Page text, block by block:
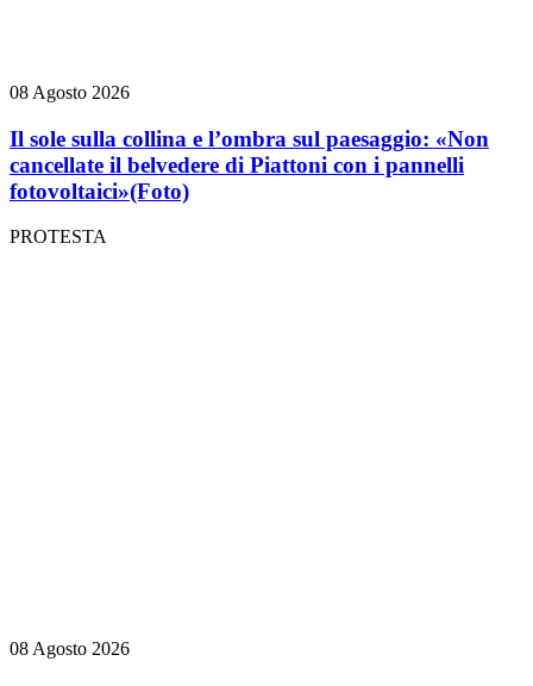
08 Agosto 2026
Il sole sulla collina e l’ombra sul paesaggio: «Non
cancellate il belvedere di Piattoni con i pannelli
fotovoltaici»(Foto)
PROTESTA
08 Agosto 2026